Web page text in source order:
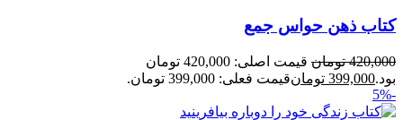
کتاب ذهن حواس جمع
420,000 تومان
قیمت اصلی: 420,000 تومان
بود.399,000 تومانقیمت فعلی: 399,000 تومان.
-5%